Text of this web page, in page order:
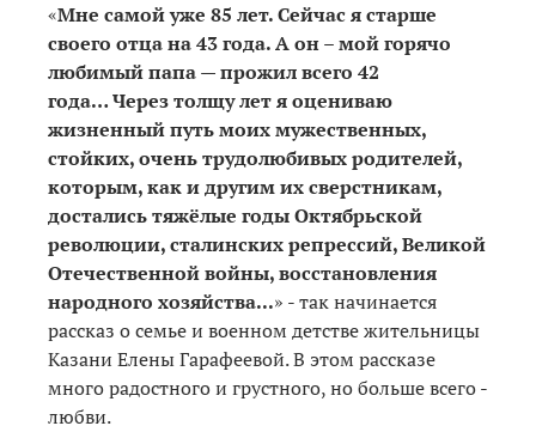
«Мне самой уже 85 лет. Сейчас я старше
своего отца на 43 года. А он – мой горячо
любимый папа — прожил всего 42
года… Через толщу лет я оцениваю
жизненный путь моих мужественных,
стойких, очень трудолюбивых родителей,
которым, как и другим их сверстникам,
достались тяжёлые годы Октябрьской
революции, сталинских репрессий, Великой
Отечественной войны, восстановления
народного хозяйства...» - так начинается
рассказ о семье и военном детстве жительницы
Казани Елены Гарафеевой. В этом рассказе
много радостного и грустного, но больше всего -
любви.